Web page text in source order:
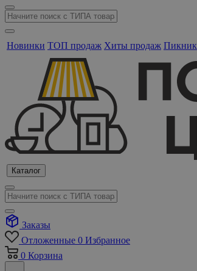
Новинки ТОП продаж Хиты продаж Пикник
Каталог
Заказы
Отложенные 0 Избранное
0 Корзина